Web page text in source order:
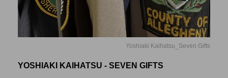
Yoshiaki Kaihatsu_Seven Gifts
YOSHIAKI KAIHATSU - SEVEN GIFTS